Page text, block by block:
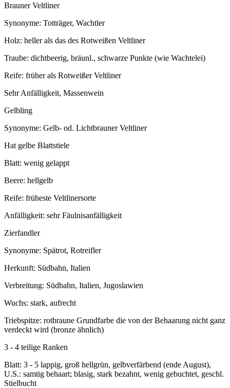
Brauner Veltliner
Synonyme: Totträger, Wachtler
Holz: heller als das des Rotweißen Veltliner
Traube: dichtbeerig, bräunl., schwarze Punkte (wie Wachtelei)
Reife: früher als Rotweißer Veltliner
Sehr Anfälligkeit, Massenwein
Gelbling
Synonyme: Gelb- od. Lichtbrauner Veltliner
Hat gelbe Blattstiele
Blatt: wenig gelappt
Beere: hellgelb
Reife: früheste Veltlinersorte
Anfälligkeit: sehr Fäulnisanfälligkeit
Zierfandler
Synonyme: Spätrot, Rotreifler
Herkunft: Südbahn, Italien
Verbreitung: Südbahn, Italien, Jugoslawien
Wuchs: stark, aufrecht
Triebspitze: rotbraune Grundfarbe die von der Behaarung nicht ganz
verdeckt wird (bronze ähnlich)
3 - 4 teilige Ranken
Blatt: 3 - 5 lappig, groß hellgrün, gelbverfärbend (ende August),
U.S.: samtig behaart; blasig, stark bezahnt, wenig gebuchtet, geschl.
Stielbucht